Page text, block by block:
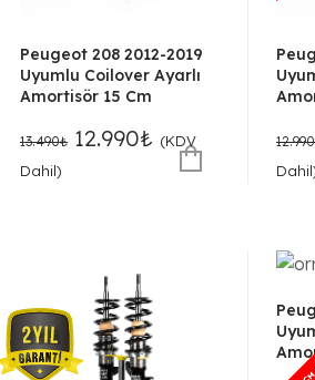
Peugeot 208 2012-2019
Uyumlu Coilover Ayarlı
Amortisör 15 Cm
13.490₺ Orijinal
12.990₺Şu
andaki
(KDV
Dahil)
12.990